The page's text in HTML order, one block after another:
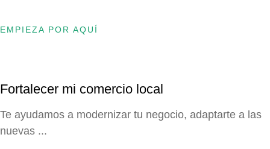
EMPIEZA POR AQUÍ
Fortalecer mi comercio local
Te ayudamos a modernizar tu negocio, adaptarte a las
nuevas ...